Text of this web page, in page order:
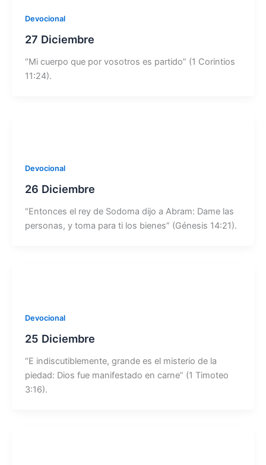
Devocional
27 Diciembre
“Mi cuerpo que por vosotros es partido” (1 Corintios
11:24).
Devocional
26 Diciembre
“Entonces el rey de Sodoma dijo a Abram: Dame las
personas, y toma para ti los bienes” (Génesis 14:21).
Devocional
25 Diciembre
“E indiscutiblemente, grande es el misterio de la
piedad: Dios fue manifestado en carne” (1 Timoteo
3:16).